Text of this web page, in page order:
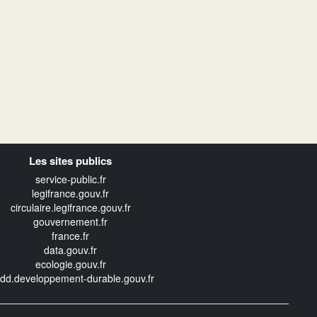
Les sites publics
service-public.fr
legifrance.gouv.fr
circulaire.legifrance.gouv.fr
gouvernement.fr
france.fr
data.gouv.fr
ecologie.gouv.fr
durable.gouv.fr